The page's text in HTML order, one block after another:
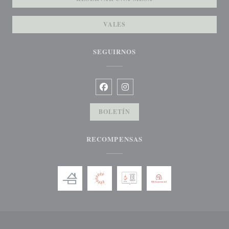
VALES
SEGUIRNOS
Facebook ((abre en una nueva
Instagram ((abre en una nueva
BOLETÍN
RECOMPENSAS